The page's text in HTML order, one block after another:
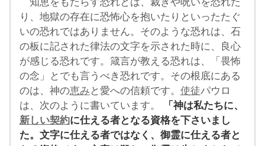
り、地獄の存在に恐怖心を抱いたりといったたぐ
いの恐れではありません。そのような恐れは、石
の板に記された律法の文字を示された時に、良心
が感じる恐れです。箴言が教える恐れは、「畏怖
の念」とでも言うべき恐れです。その根底にある
のは、神の恵み と愛への信頼です。 使徒パウロ
は、次のように書いています。
「神は私たちに、
新しい契約に仕える者となる資格を下さいまし
た。文字に仕える者ではなく、御霊に仕える者と